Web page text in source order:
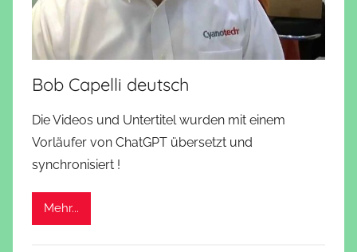
Bob Capelli deutsch
Die Videos und Untertitel wurden mit einem
Vorläufer von ChatGPT übersetzt und
synchronisiert !
Mehr...